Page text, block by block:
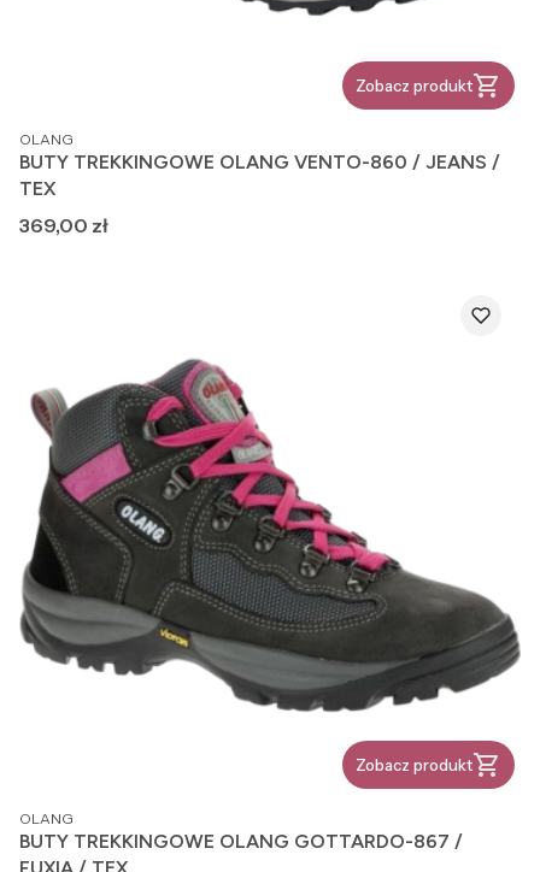
Zobacz produkt
PRODUCENT
OLANG
BUTY TREKKINGOWE OLANG VENTO-860 / JEANS /
TEX
Cena
369,00 zł
Zobacz produkt
PRODUCENT
OLANG
BUTY TREKKINGOWE OLANG GOTTARDO-867 /